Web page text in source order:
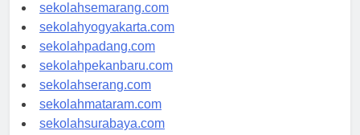
sekolahsemarang.com
sekolahyogyakarta.com
sekolahpadang.com
sekolahpekanbaru.com
sekolahserang.com
sekolahmataram.com
sekolahsurabaya.com